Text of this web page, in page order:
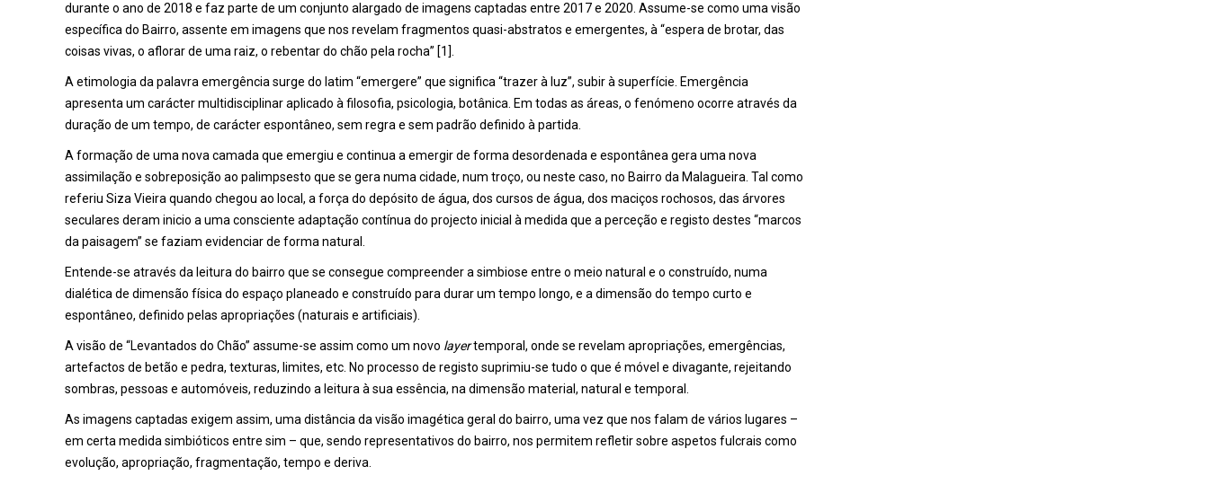
durante o ano de 2018 e faz parte de um conjunto alargado de imagens captadas entre 2017 e 2020. Assume-se como uma visão
específica do Bairro, assente em imagens que nos revelam fragmentos quasi-abstratos e emergentes, à “espera de brotar, das
coisas vivas, o aflorar de uma raiz, o rebentar do chão pela rocha” [1].
A etimologia da palavra emergência surge do latim “emergere” que significa “trazer à luz”, subir à superfície. Emergência
apresenta um carácter multidisciplinar aplicado à filosofia, psicologia, botânica. Em todas as áreas, o fenómeno ocorre através da
duração de um tempo, de carácter espontâneo, sem regra e sem padrão definido à partida.
A formação de uma nova camada que emergiu e continua a emergir de forma desordenada e espontânea gera uma nova
assimilação e sobreposição ao palimpsesto que se gera numa cidade, num troço, ou neste caso, no Bairro da Malagueira. Tal como
referiu Siza Vieira quando chegou ao local, a força do depósito de água, dos cursos de água, dos maciços rochosos, das árvores
seculares deram inicio a uma consciente adaptação contínua do projecto inicial à medida que a perceção e registo destes “marcos
da paisagem” se faziam evidenciar de forma natural.
Entende-se através da leitura do bairro que se consegue compreender a simbiose entre o meio natural e o construído, numa
dialética de dimensão física do espaço planeado e construído para durar um tempo longo, e a dimensão do tempo curto e
espontâneo, definido pelas apropriações (naturais e artificiais).
A visão de “Levantados do Chão” assume-se assim como um novo layertemporal, onde se revelam apropriações, emergências,
artefactos de betão e pedra, texturas, limites, etc. No processo de registo suprimiu-se tudo o que é móvel e divagante, rejeitando
sombras, pessoas e automóveis, reduzindo a leitura à sua essência, na dimensão material, natural e temporal.
As imagens captadas exigem assim, uma distância da visão imagética geral do bairro, uma vez que nos falam de vários lugares –
em certa medida simbióticos entre sim – que, sendo representativos do bairro, nos permitem refletir sobre aspetos fulcrais como
evolução, apropriação, fragmentação, tempo e deriva.